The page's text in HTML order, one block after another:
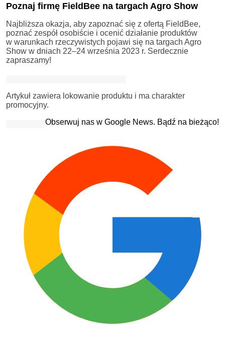
Poznaj firmę FieldBee na targach Agro Show
Najbliższa okazja, aby zapoznać się z ofertą FieldBee,
poznać zespół osobiście i ocenić działanie produktów
w warunkach rzeczywistych pojawi się na targach Agro
Show w dniach 22–24 września 2023 r. Serdecznie
zapraszamy!
Artykuł zawiera lokowanie produktu i ma charakter
promocyjny.
Obserwuj nas w Google News. Bądź na bieżąco!